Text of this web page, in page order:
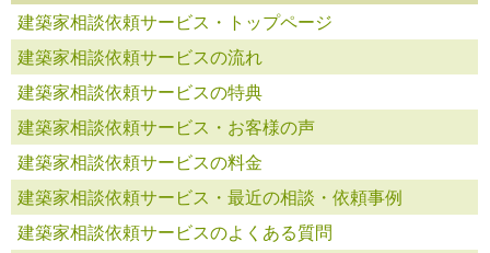
建築家相談依頼サービス・トップページ
建築家相談依頼サービスの流れ
建築家相談依頼サービスの特典
建築家相談依頼サービス・お客様の声
建築家相談依頼サービスの料金
建築家相談依頼サービス・最近の相談・依頼事例
建築家相談依頼サービスのよくある質問